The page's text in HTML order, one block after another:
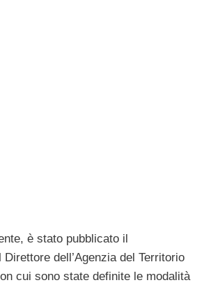
è stato pubblicato il
dell’Agenzia del Territorio
cui sono state definite le modalità